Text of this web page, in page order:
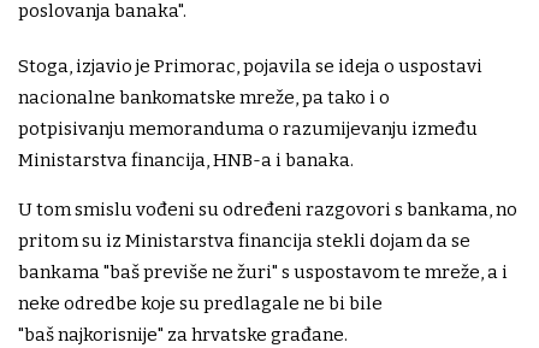
poslovanja banaka".
Stoga, izjavio je Primorac, pojavila se ideja o uspostavi
nacionalne bankomatske mreže, pa tako i o
potpisivanju memoranduma o razumijevanju između
Ministarstva financija, HNB-a i banaka.
U tom smislu vođeni su određeni razgovori s bankama, no
pritom su iz Ministarstva financija stekli dojam da se
bankama "baš previše ne žuri" s uspostavom te mreže, a i
neke odredbe koje su predlagale ne bi bile
"baš najkorisnije" za hrvatske građane.